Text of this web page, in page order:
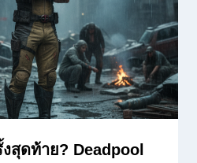
สุดท้าย? Deadpool